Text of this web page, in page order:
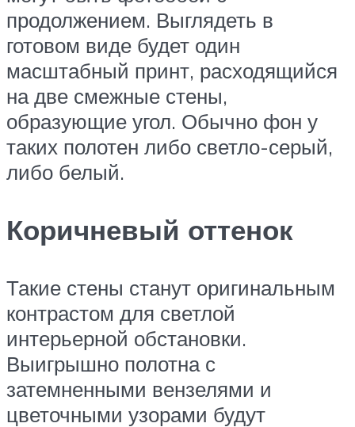
продолжением. Выглядеть в
готовом виде будет один
масштабный принт, расходящийся
на две смежные стены,
образующие угол. Обычно фон у
таких полотен либо светло-серый,
либо белый.
Коричневый оттенок
Такие стены станут оригинальным
контрастом для светлой
интерьерной обстановки.
Выигрышно полотна с
затемненными вензелями и
цветочными узорами будут